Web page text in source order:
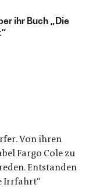
ihr Buch „Die
Von ihren
Fargo Cole zu
Entstanden
Irrfahrt“